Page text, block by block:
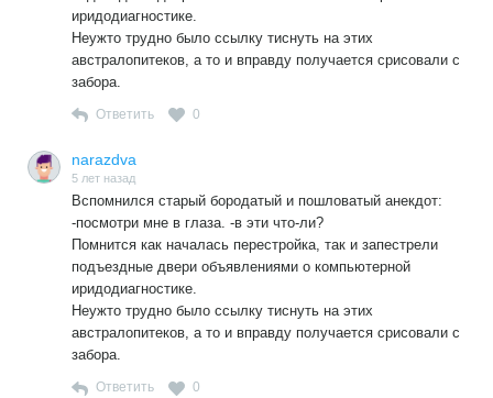
иридодиагностике.
Неужто трудно было ссылку тиснуть на этих
австралопитеков, а то и вправду получается срисовали с
забора.
Ответить 0
narazdva
5 лет назад
Вспомнился старый бородатый и пошловатый анекдот:
-посмотри мне в глаза. -в эти что-ли?
Помнится как началась перестройка, так и запестрели
подъездные двери объявлениями о компьютерной
иридодиагностике.
Неужто трудно было ссылку тиснуть на этих
австралопитеков, а то и вправду получается срисовали с
забора.
Ответить 0